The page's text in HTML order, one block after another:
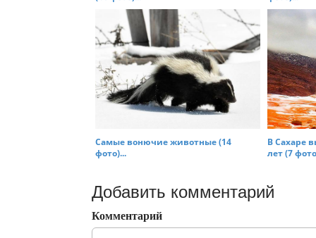
Самые вонючие животные (14
фото)...
В Сахаре
лет (7
Добавить комментарий
Комментарий